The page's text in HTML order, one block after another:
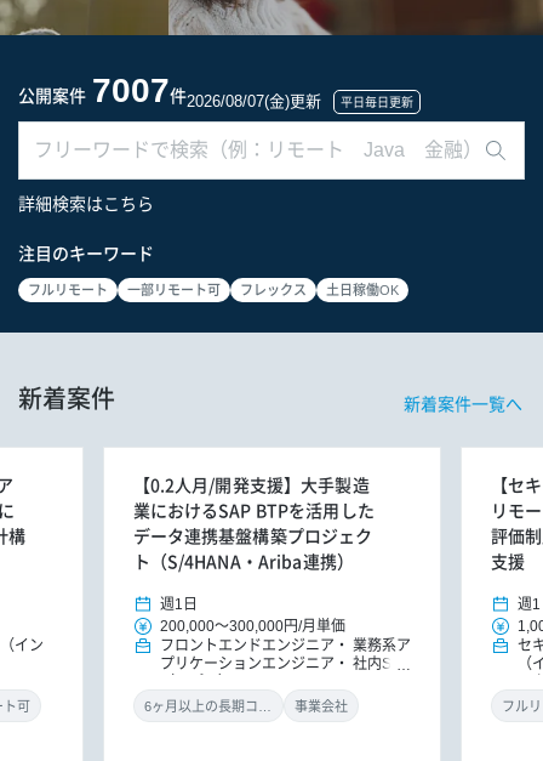
公開案件 7007件2026/08/07(金)更新 平日毎日更新
詳細検索はこちら
注目のキーワード
フルリモート 一部リモート可 フレックス 土日稼働OK
新着案件 新着案件一覧へ
構
イン
ト可
【0.2人月/開発支援】大手製造
業におけるSAP BTPを活用した
データ連携基盤構築プロジェク
ト（S/4HANA・Ariba連携）
週1日
200,000～300,000円/月単価
フロントエンドエンジニア
業務系ア
プリケーションエンジニア
社内SE
事業会社
【セ
リモ
評価
支援
週1
セ
（
ン
フル